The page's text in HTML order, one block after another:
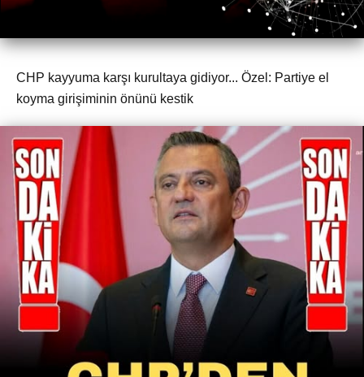
CHP kayyuma karşı kurultaya gidiyor... Özel: Partiye el
koyma girişiminin önünü kestik